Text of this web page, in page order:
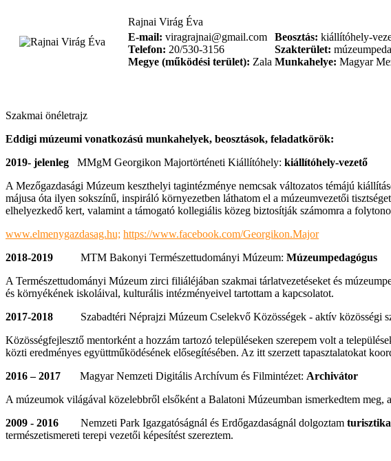
Rajnai Virág Éva
E-mail: viragrajnai@gmail.com
Telefon: 20/530-3156
Megye (működési terület): Zala
Beosztás: kiállítóhely-
Szakterület:
Munkahelye: Magyar
Szakmai önéletrajz
Eddigi múzeumi vonatkozású munkahelyek, beosztások, feladatkörök:
2019- jelenleg MMgM Georgikon Majortörténeti Kiállítóhely: kiállítóhely-vezető
A Mezőgazdasági Múzeum keszthelyi tagintézménye nemcsak változatos témájú
májusa óta ilyen sokszínű, inspiráló környezetben láthatom el a múzeumvezetői
elhelyezkedő kert, valamint a támogató kollegiális közeg biztosítják számomra a
www.elmenygazdasag.hu; https://www.facebook.com/Georgikon.Major
2018-2019 MTM Bakonyi Természettudományi Múzeum: Múzeumpedagógus
A Természettudományi Múzeum zirci filiáléjában szakmai tárlatvezetéseket és
és környékének iskoláival, kulturális intézményeivel tartottam a kapcsolatot.
2017-2018 Szabadtéri Néprajzi Múzeum Cselekvő Közösségek - aktív közösségi
Közösségfejlesztő mentorként a hozzám tartozó településeken szerepem volt a
közti eredményes együttműködésének elősegítésében. Az itt szerzett tapasztalatokat
2016 – 2017 Magyar Nemzeti Digitális Archívum és Filmintézet: Archivátor
A múzeumok világával közelebbről elsőként a Balatoni Múzeumban ismerkedtem meg,
2009 - 2016 Nemzeti Park Igazgatóságnál és Erdőgazdaságnál dolgoztam
természetismereti terepi vezetői képesítést szereztem.